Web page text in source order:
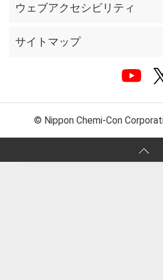
ウェブアクセシビリティ
サイトマップ
© Nippon Chemi-Con